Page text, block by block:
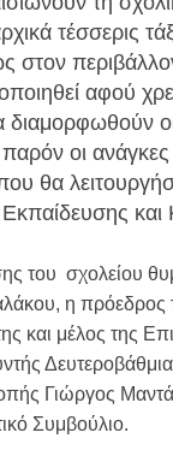
τέσσερις
στον
αφού
διαμορφωθούν
οι ανάγκες
θα
και
του σχολείου
η πρόεδρος
και μέλος της
Γιώργος
Συμβούλιο.